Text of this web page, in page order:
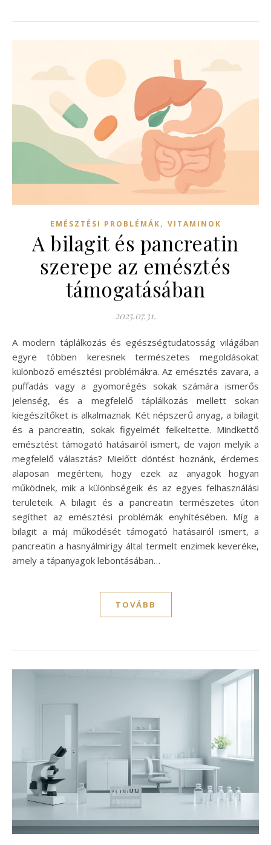
EMÉSZTÉSI PROBLÉMÁK, VITAMINOK
A bilagit és pancreatin
szerepe az emésztés
támogatásában
2025.07.31.
A modern táplálkozás és egészségtudatosság világában
egyre többen keresnek természetes megoldásokat
különböző emésztési problémákra. Az emésztés zavara, a
puffadás vagy a gyomorégés sokak számára ismerős
jelenség, és a megfelelő táplálkozás mellett sokan
kiegészítőket is alkalmaznak. Két népszerű anyag, a bilagit
és a pancreatin, sokak figyelmét felkeltette. Mindkettő
emésztést támogató hatásairól ismert, de vajon melyik a
megfelelő választás? Mielőtt döntést hoznánk, érdemes
alaposan megérteni, hogy ezek az anyagok hogyan
működnek, mik a különbségeik és az egyes felhasználási
területeik. A bilagit és a pancreatin természetes úton
segíthet az emésztési problémák enyhítésében. Míg a
bilagit a máj működését támogató hatásairól ismert, a
pancreatin a hasnyálmirigy által termelt enzimek keveréke,
amely a tápanyagok lebontásában…
TOVÁBB